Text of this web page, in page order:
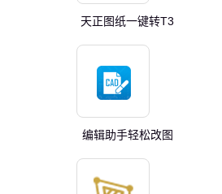
天正图纸一键转T3
编辑助手轻松改图